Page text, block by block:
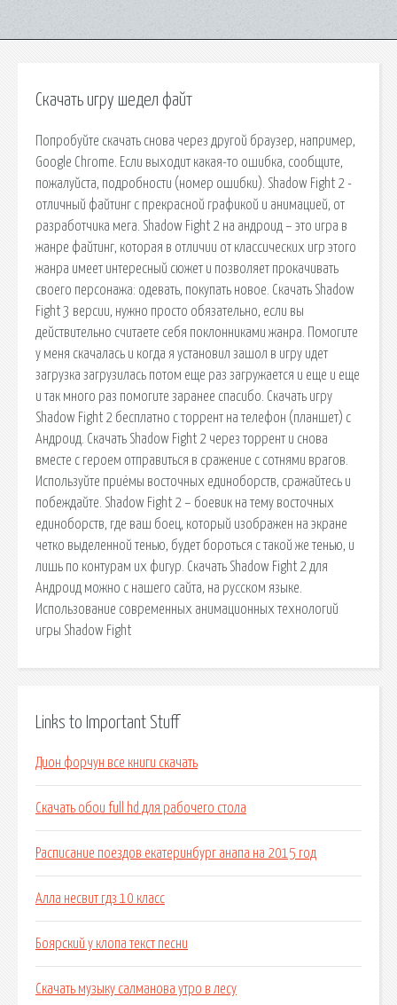
Скачать игру шедел файт
Попробуйте скачать снова через другой браузер, например,
Google Chrome. Если выходит какая-то ошибка, сообщите,
пожалуйста, подробности (номер ошибки). Shadow Fight 2 -
отличный файтинг с прекрасной графикой и анимацией, от
разработчика мега. Shadow Fight 2 на андроид – это игра в
жанре файтинг, которая в отличии от классических игр этого
жанра имеет интересный сюжет и позволяет прокачивать
своего персонажа: одевать, покупать новое. Скачать Shadow
Fight 3 версии, нужно просто обязательно, если вы
действительно считаете себя поклонниками жанра. Помогите
у меня скачалась и когда я установил зашол в игру идет
загрузка загрузилась потом еще раз загружается и еще и еще
и так много раз помогите заранее спасибо. Скачать игру
Shadow Fight 2 бесплатно c торрент на телефон (планшет) с
Андроид. Скачать Shadow Fight 2 через торрент и снова
вместе с героем отправиться в сражение с сотнями врагов.
Используйте приёмы восточных единоборств, сражайтесь и
побеждайте. Shadow Fight 2 – боевик на тему восточных
единоборств, где ваш боец, который изображен на экране
четко выделенной тенью, будет бороться с такой же тенью, и
лишь по контурам их фигур. Скачать Shadow Fight 2 для
Андроид можно с нашего сайта, на русском языке.
Использование современных анимационных технологий
игры Shadow Fight
Links to Important Stuff
Дион форчун все книги скачать
Скачать обои full hd для рабочего стола
Расписание поездов екатеринбург анапа на 2015 год
Алла несвит гдз 10 класс
Боярский у клопа текст песни
Скачать музыку салманова утро в лесу